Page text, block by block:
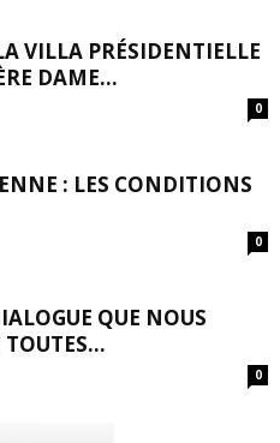
VILLA PRÉSIDENTIELLE
DAME...
0
: LES CONDITIONS
0
QUE NOUS
0